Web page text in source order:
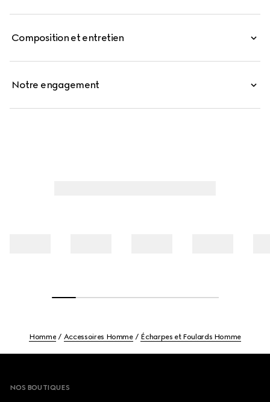
Composition et entretien
Notre engagement
Homme Accessoires Homme Écharpes et Foulards Homme
NOS BOUTIQUES